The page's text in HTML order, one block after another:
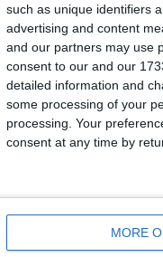
such as unique identifiers
advertising and content
and our partners may use
consent to our and our
detailed information and
some processing of your
processing. Your
consent at any time by
MORE